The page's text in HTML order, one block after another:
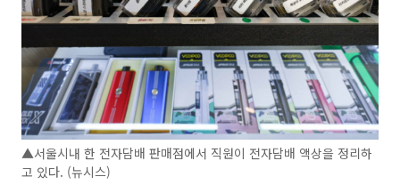
▲서울시내 한 전자담배 판매점에서 직원이 전자담배 액상을 정리하
고 있다. (뉴시스)